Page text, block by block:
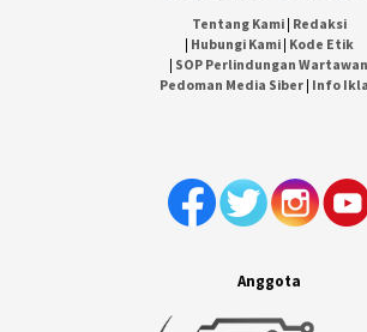
Tentang Kami| Redaksi
| Hubungi Kami| Kode Etik
| SOP Perlindungan Wartawan
Pedoman Media Siber | Info
Anggota